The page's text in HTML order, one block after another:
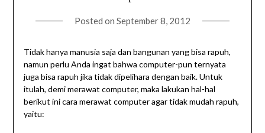
Posted on September 8, 2012
Tidak hanya manusia saja dan bangunan yang bisa rapuh,
namun perlu Anda ingat bahwa computer-pun ternyata
juga bisa rapuh jika tidak dipelihara dengan baik. Untuk
itulah, demi merawat computer, maka lakukan hal-hal
berikut ini cara merawat computer agar tidak mudah rapuh,
yaitu: